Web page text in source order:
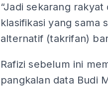
“Jadi sekarang
klasifikasi yang sama
alternatif (takrifan)
Rafizi sebelum ini
pangkalan data Budi